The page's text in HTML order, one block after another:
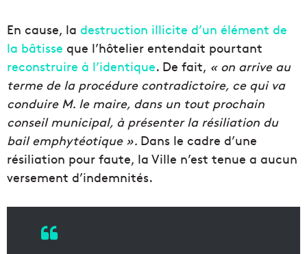
En cause, la destruction illicite d’un élément de
la bâtisse que l’hôtelier entendait pourtant
reconstruire à l’identique. De fait, « on arrive au
terme de la procédure contradictoire, ce qui va
conduire M. le maire, dans un tout prochain
conseil municipal, à présenter la résiliation du
bail emphytéotique ». Dans le cadre d’une
résiliation pour faute, la Ville n’est tenue a aucun
versement d’indemnités.